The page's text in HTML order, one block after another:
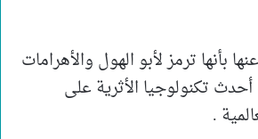
بأنها ترمز لأبو الهول والأهرامات
تكنولوجيا الأثرية على
.